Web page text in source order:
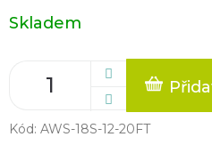
Měrná
cena:
Skladem
Kód: AWS-18S-12-20FT